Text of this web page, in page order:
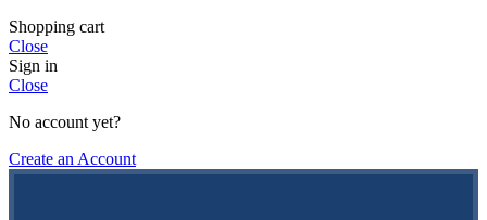
Shopping cart
Close
Sign in
Close
No account yet?
Create an Account